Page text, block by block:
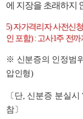
에 지장을 초래하지
5) 자가격리자 사전신
인 포함) : 고사1주 전까
※ 신분증의 인정범
압인형)
〔 단, 신분증 분실시
참〕